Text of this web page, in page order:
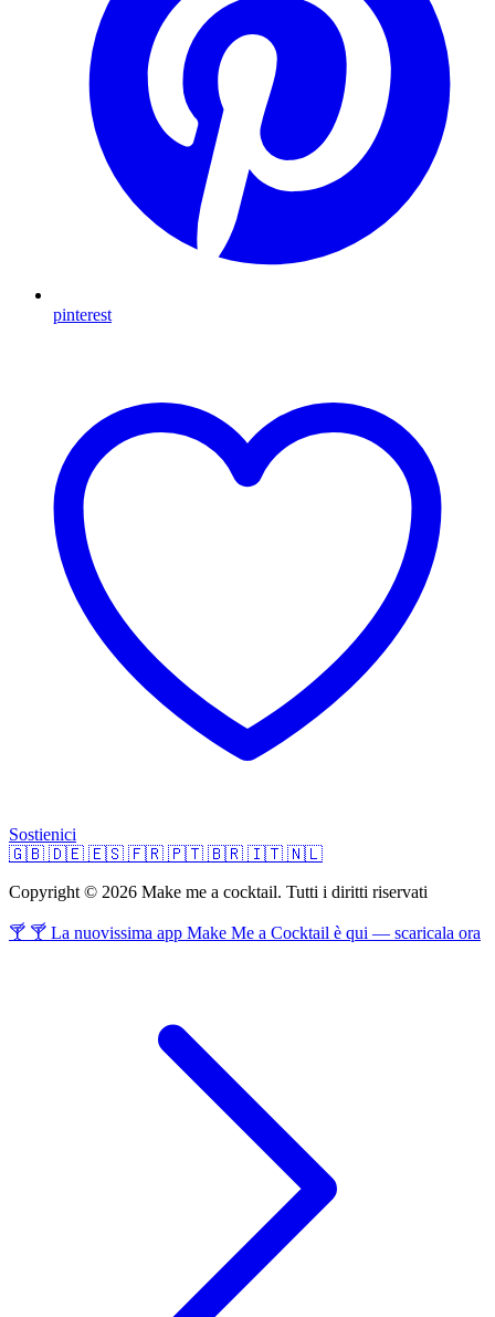
pinterest
Sostienici
🇬🇧 🇩🇪 🇪🇸 🇫🇷 🇵🇹 🇧🇷 🇮🇹 🇳🇱
Copyright © 2026 Make me a cocktail. Tutti i diritti riservati
🍸 🍸 La nuovissima app Make Me a Cocktail è qui — scaricala ora